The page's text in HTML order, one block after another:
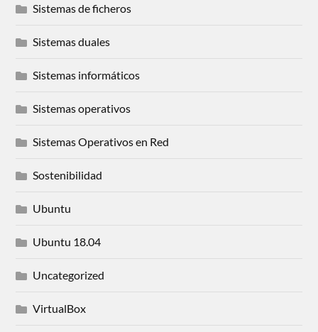
Sistemas de ficheros
Sistemas duales
Sistemas informáticos
Sistemas operativos
Sistemas Operativos en Red
Sostenibilidad
Ubuntu
Ubuntu 18.04
Uncategorized
VirtualBox